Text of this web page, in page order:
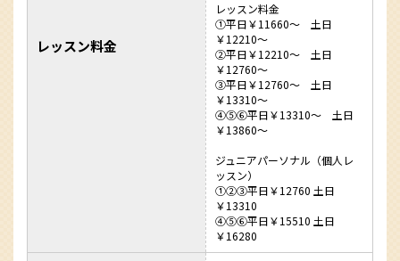
レッスン料金
レッスン料金
①平日￥11660～ 土日
￥12210～
②平日￥12210～ 土日
￥12760～
③平日￥12760～ 土日
￥13310～
④⑤⑥平日￥13310～ 土日
￥13860～
ジュニアパーソナル（個人レ
ッスン）
①②③平日￥12760 土日
￥13310
④⑤⑥平日￥15510 土日
￥16280